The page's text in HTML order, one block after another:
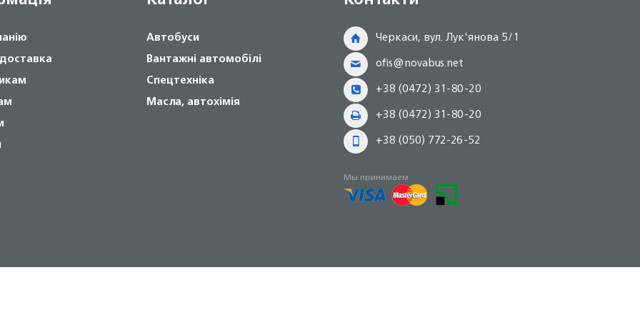
Автобуси
Вантажні автомобілі
Спецтехніка
Масла, автохімія
Черкаси, вул. Лук'янова 5/1
ofis@novabus.net
+38 (0472) 31-80-20
+38 (0472) 31-80-20
+38 (050) 772-26-52
Мы принимаем